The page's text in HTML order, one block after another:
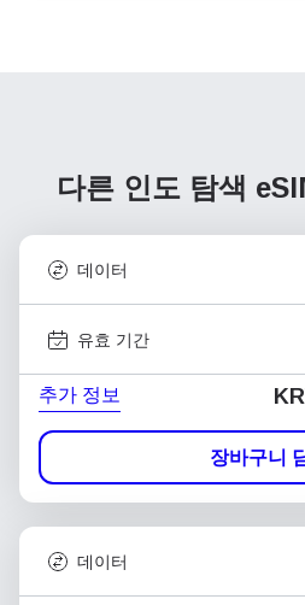
다른 인도 탐색
데이터
유효 기간
추가 정보
장바구니
데이터